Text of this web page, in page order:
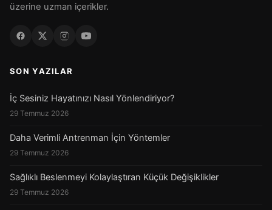
üzerine uzman içerikler.
SON YAZILAR
İç Sesiniz Hayatınızı Nasıl Yönlendiriyor?
29 Temmuz 2026
Daha Verimli Antrenman İçin Yöntemler
29 Temmuz 2026
Sağlıklı Beslenmeyi Kolaylaştıran Küçük Değişiklikler
29 Temmuz 2026